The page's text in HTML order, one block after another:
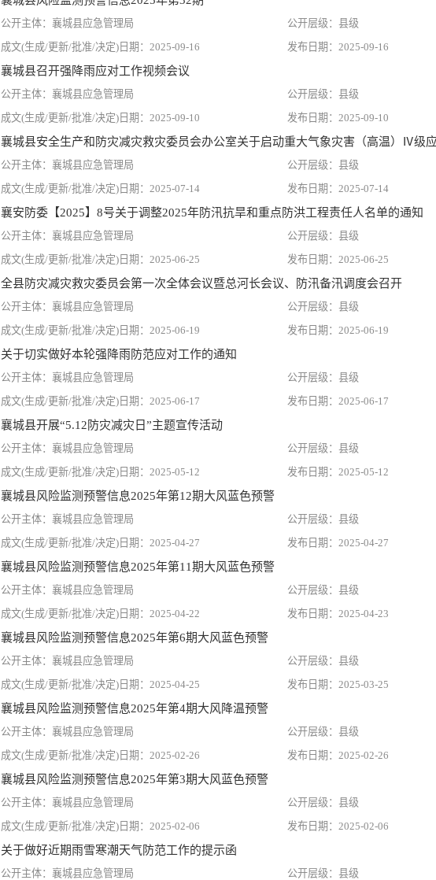
襄城县应急管理局
县级
2025-09-16
2025-09-16
襄城县召开强降雨应对工作视频会议
襄城县应急管理局
县级
2025-09-10
2025-09-10
襄城县安全生产和防灾减灾救灾委员会办公室关于启动重大气象灾害（高温）Ⅳ级
襄城县应急管理局
县级
2025-07-14
2025-07-14
襄安防委【2025】8号关于调整2025年防汛抗旱和重点防洪工程责任人名单的通知
襄城县应急管理局
县级
2025-06-25
2025-06-25
全县防灾减灾救灾委员会第一次全体会议暨总河长会议、防汛备汛调度会召开
襄城县应急管理局
县级
2025-06-19
2025-06-19
关于切实做好本轮强降雨防范应对工作的通知
襄城县应急管理局
县级
2025-06-17
2025-06-17
襄城县开展“5.12防灾减灾日”主题宣传活动
襄城县应急管理局
县级
2025-05-12
2025-05-12
襄城县风险监测预警信息2025年第12期大风蓝色预警
襄城县应急管理局
县级
2025-04-27
2025-04-27
襄城县风险监测预警信息2025年第11期大风蓝色预警
襄城县应急管理局
县级
2025-04-22
2025-04-23
襄城县风险监测预警信息2025年第6期大风蓝色预警
襄城县应急管理局
县级
2025-04-25
2025-03-25
襄城县风险监测预警信息2025年第4期大风降温预警
襄城县应急管理局
县级
2025-02-26
2025-02-26
襄城县风险监测预警信息2025年第3期大风蓝色预警
襄城县应急管理局
县级
2025-02-06
2025-02-06
关于做好近期雨雪寒潮天气防范工作的提示函
襄城县应急管理局 县级